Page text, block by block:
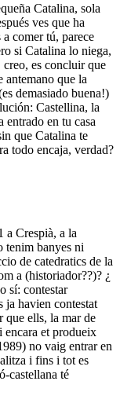
Catalina, sola
ves que ha
comer tú, parece
si Catalina lo niega,
es concluir que
antemano que la
demasiado buena!)
Castellina, la
entrado en tu casa
que Catalina te
todo encaja, verdad?
a Crespià, a la
tenim banyes ni
de catedratics de la
a (historiador??)? ¿
sí: contestar
ja havien contestat
que ells, la mar de
encara et produeix
no vaig entrar en
i fins i tot es
castellana té